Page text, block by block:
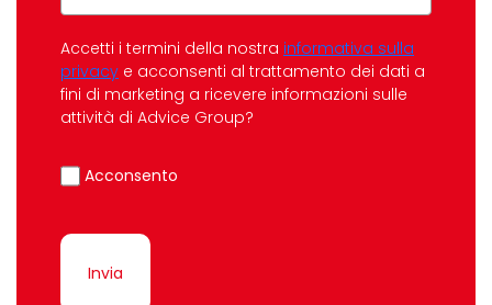
Accetti i termini della nostra informativa sulla
privacy e acconsenti al trattamento dei dati a
fini di marketing a ricevere informazioni sulle
attività di Advice Group?
Acconsento
Invia